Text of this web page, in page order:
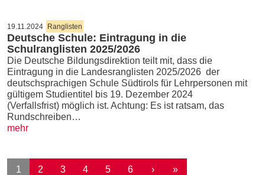
19.11.2024 Ranglisten
Deutsche Schule: Eintragung in die
Schulranglisten 2025/2026
Die Deutsche Bildungsdirektion teilt mit, dass die
Eintragung in die Landesranglisten 2025/2026 der
deutschsprachigen Schule Südtirols für Lehrpersonen mit
gültigem Studientitel bis 19. Dezember 2024
(Verfallsfrist) möglich ist. Achtung: Es ist ratsam, das
Rundschreiben…
mehr
Seitennummerierung
1 2 3 4 5 6 ›Nächste Seite
»Letzte Seite